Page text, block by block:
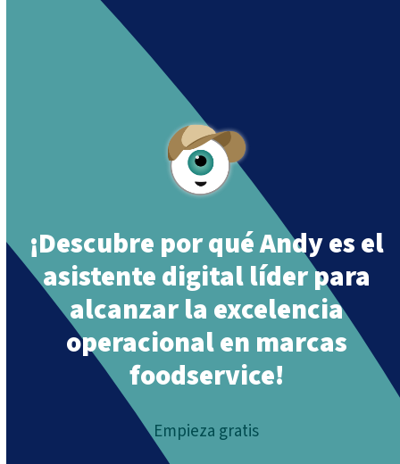
Andy is an assistant created by Intowin following
“Building a Smart Future
¡Descubre por qué Andy es el
asistente digital líder para
alcanzar la excelencia
operacional en marcas
foodservice!
Empieza gratis